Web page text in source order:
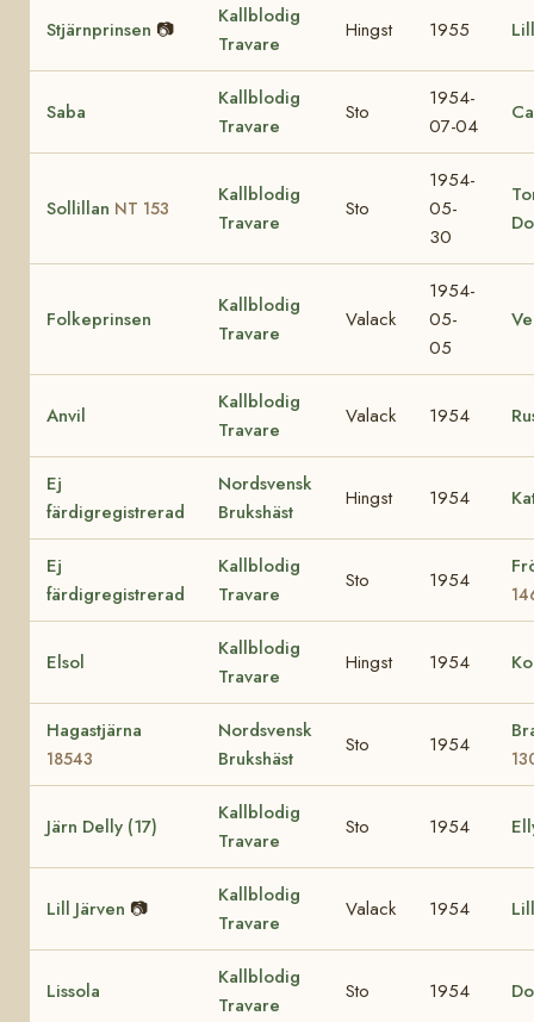
Stjärnprinsen 📷
Kallblodig
Travare
Hingst 1955
Saba
Kallblodig
Travare
Sto
1954-
07-04
Sollillan NT 153
Kallblodig
Travare
Sto
1954-
05-
30
Folkeprinsen
Kallblodig
Travare
Valack
1954-
05-
05
Anvil
Kallblodig
Travare
Valack 1954
Ej
färdigregistrerad
Nordsvensk
Brukshäst
Hingst 1954
Ej
färdigregistrerad
Kallblodig
Travare
Sto 1954
Elsol
Kallblodig
Travare
Hingst 1954
Hagastjärna
18543
Nordsvensk
Brukshäst
Sto 1954
Järn Delly (17)
Kallblodig
Travare
Sto 1954
Lill Järven 📷
Kallblodig
Travare
Valack 1954
Lissola
Kallblodig
Travare
Sto 1954